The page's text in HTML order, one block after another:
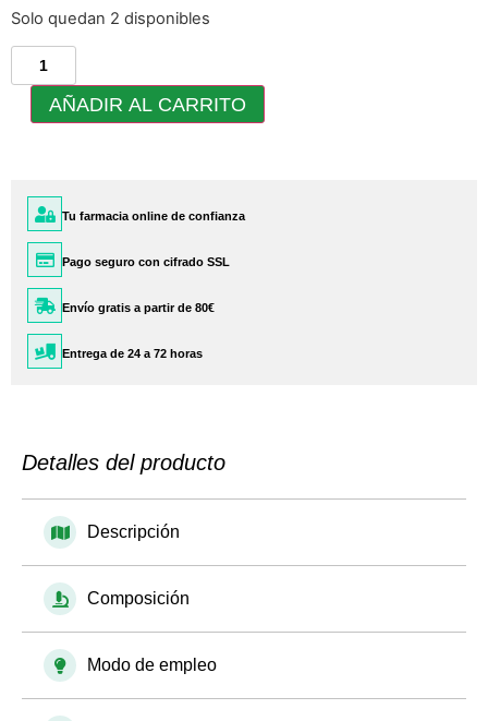
Solo quedan 2 disponibles
AÑADIR AL CARRITO
Tu farmacia online de confianza
Pago seguro con cifrado SSL
Envío gratis a partir de 80€
Entrega de 24 a 72 horas
Detalles del producto
Descripción
Composición
Modo de empleo